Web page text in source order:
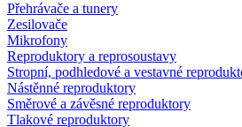
Přehrávače a tunery
Zesilovače
Mikrofony
Reproduktory a reprosoustavy
Stropní, podhledové a vestavné
Nástěnné reproduktory
Směrové a závěsné reproduktory
Tlakové reproduktory